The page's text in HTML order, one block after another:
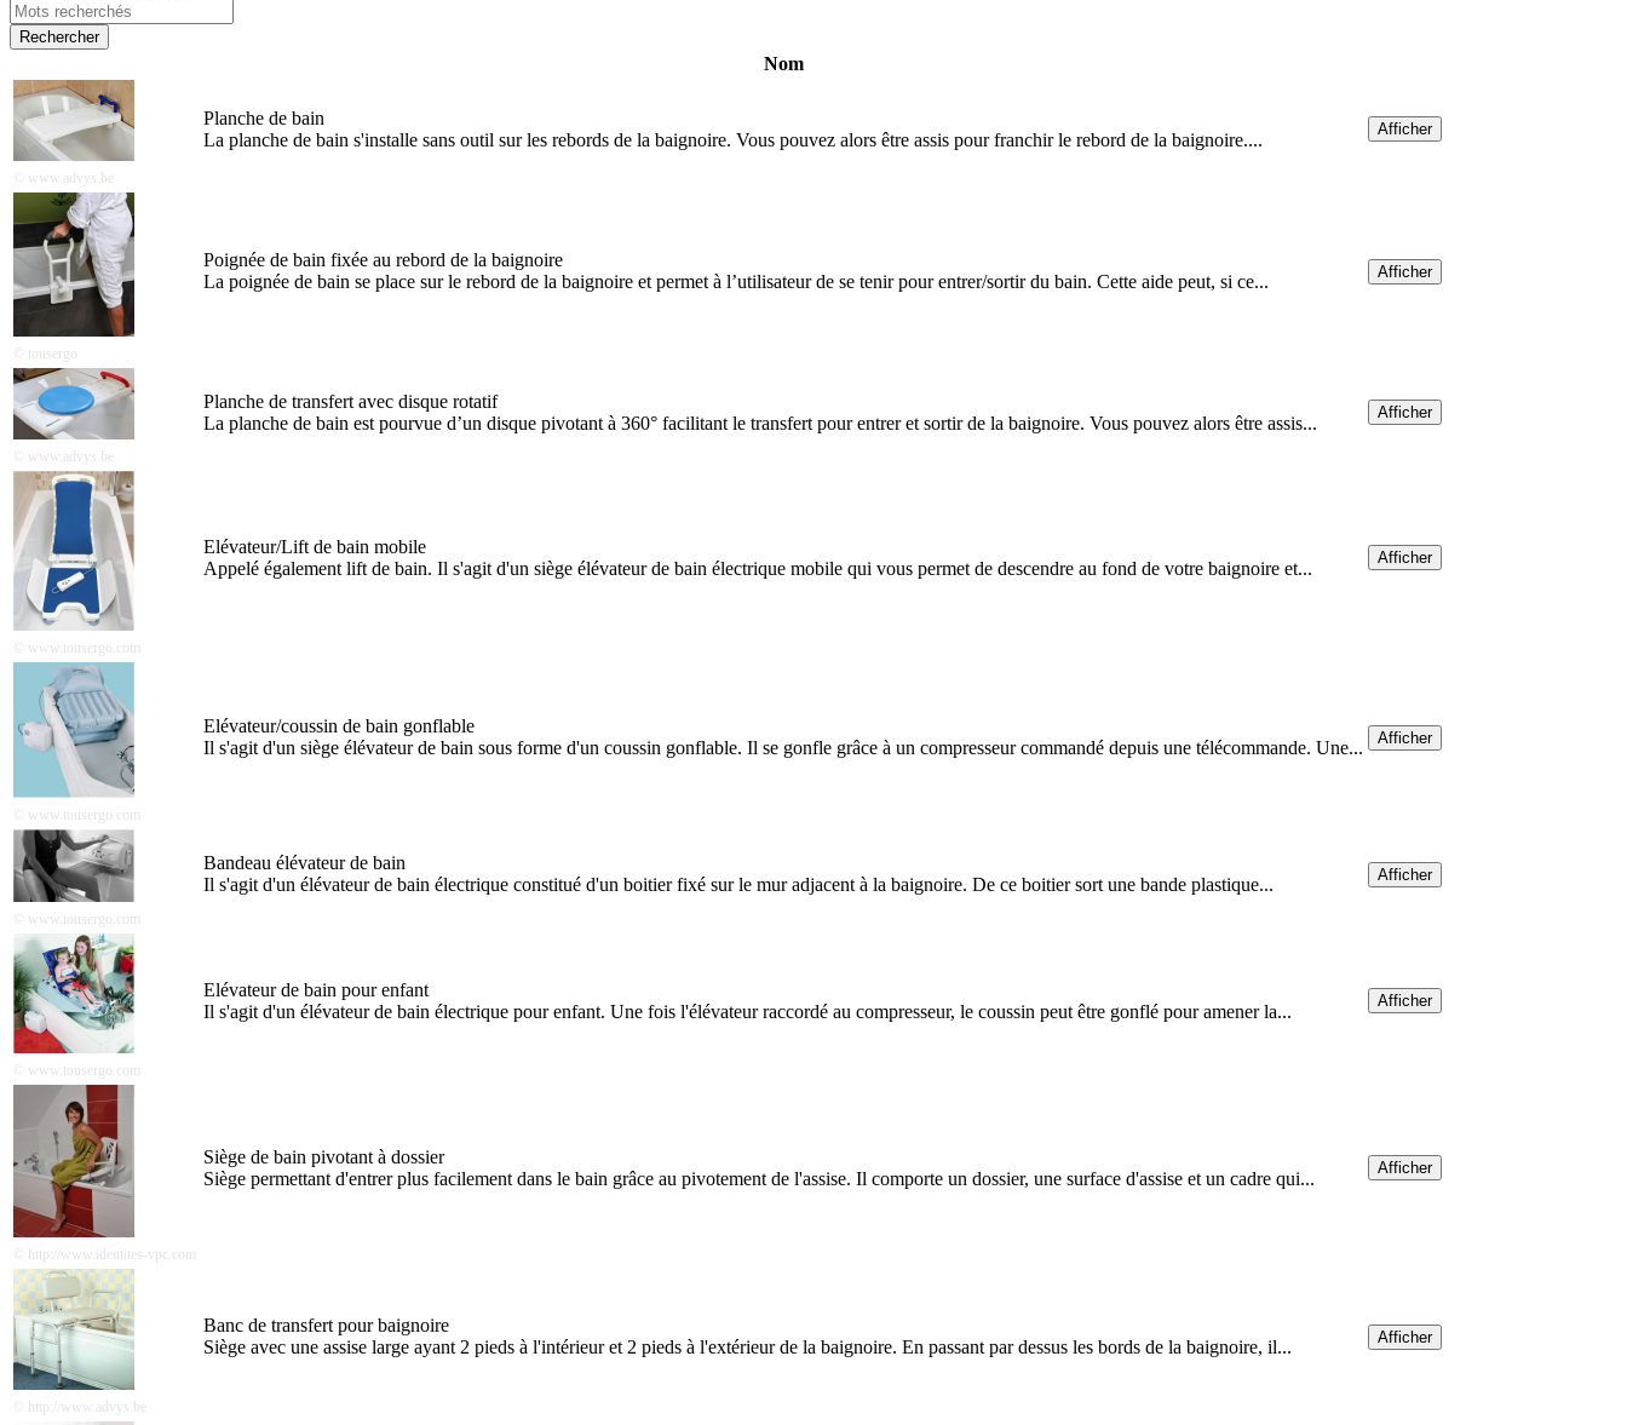
Nom
© www.advys.be
Planche de bain
La planche de bain s'installe sans outil sur les rebords de la baignoire. Vous pouvez alors être assis pour franchir le rebord de la baignoire....
Afficher
© tousergo
Poignée de bain fixée au rebord de la baignoire
La poignée de bain se place sur le rebord de la baignoire et permet à l’utilisateur de se tenir pour entrer/sortir du bain. Cette aide peut, si ce...
Afficher
© www.advys.be
Planche de transfert avec disque rotatif
La planche de bain est pourvue d’un disque pivotant à 360° facilitant le transfert pour entrer et sortir de la baignoire. Vous pouvez alors être assis...
Afficher
© www.tousergo.com
Elévateur/Lift de bain mobile
Appelé également lift de bain. Il s'agit d'un siège élévateur de bain électrique mobile qui vous permet de descendre au fond de votre baignoire et...
Afficher
© www.tousergo.com
Elévateur/coussin de bain gonflable
Il s'agit d'un siège élévateur de bain sous forme d'un coussin gonflable. Il se gonfle grâce à un compresseur commandé depuis une télécommande. Une...
Afficher
© www.tousergo.com
Bandeau élévateur de bain
Il s'agit d'un élévateur de bain électrique constitué d'un boitier fixé sur le mur adjacent à la baignoire. De ce boitier sort une bande plastique...
Afficher
© www.tousergo.com
Elévateur de bain pour enfant
Il s'agit d'un élévateur de bain électrique pour enfant. Une fois l'élévateur raccordé au compresseur, le coussin peut être gonflé pour amener la...
Afficher
© http://www.identites-vpc.com
Siège de bain pivotant à dossier
Siège permettant d'entrer plus facilement dans le bain grâce au pivotement de l'assise. Il comporte un dossier, une surface d'assise et un cadre qui...
Afficher
© http://www.advys.be
Banc de transfert pour baignoire
Siège avec une assise large ayant 2 pieds à l'intérieur et 2 pieds à l'extérieur de la baignoire. En passant par dessus les bords de la baignoire, il...
Afficher